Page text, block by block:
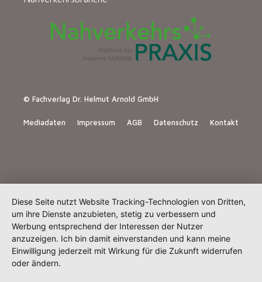
© Fachverlag Dr. Helmut Arnold GmbH
Mediadaten Impressum AGB Datenschutz Kontakt
Diese Seite nutzt Website Tracking-Technologien von Dritten,
um ihre Dienste anzubieten, stetig zu verbessern und
Werbung entsprechend der Interessen der Nutzer
anzuzeigen. Ich bin damit einverstanden und kann meine
Einwilligung jederzeit mit Wirkung für die Zukunft widerrufen
oder ändern.